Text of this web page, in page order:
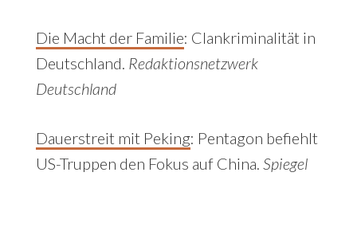
Die Macht der Familie: Clankriminalität in
Deutschland. Redaktionsnetzwerk
Deutschland
Dauerstreit mit Peking: Pentagon befiehlt
US-Truppen den Fokus auf China. Spiegel